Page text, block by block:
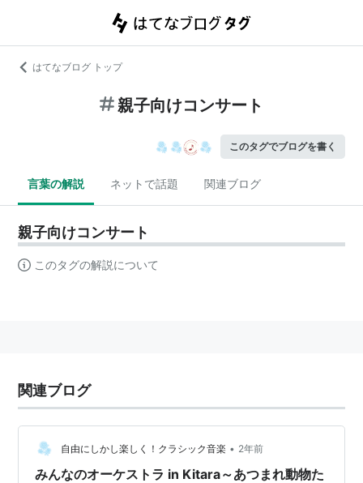
はてなブログ トップ
親子向けコンサート
このタグでブログを書く
言葉の解説 ネットで話題 関連ブログ
親子向けコンサート
このタグの解説について
関連ブログ
自由にしかし楽しく！クラシック音楽 • 2年前
みんなのオーケストラ in Kitara～あつまれ動物た